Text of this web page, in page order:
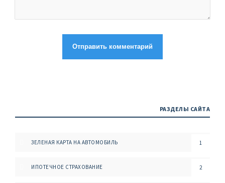
РАЗДЕЛЫ САЙТА
ЗЕЛЕНАЯ КАРТА НА АВТОМОБИЛЬ 1
ИПОТЕЧНОЕ СТРАХОВАНИЕ 2